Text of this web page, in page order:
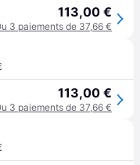
113,00 €
3 paiements de 37,66 €
113,00 €
3 paiements de 37,66 €